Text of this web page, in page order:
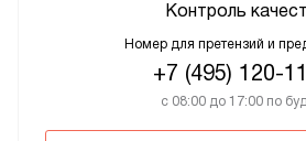
Контроль
Номер для претензий и
+7 (495) 120-
с 08:00 до 17:00 по